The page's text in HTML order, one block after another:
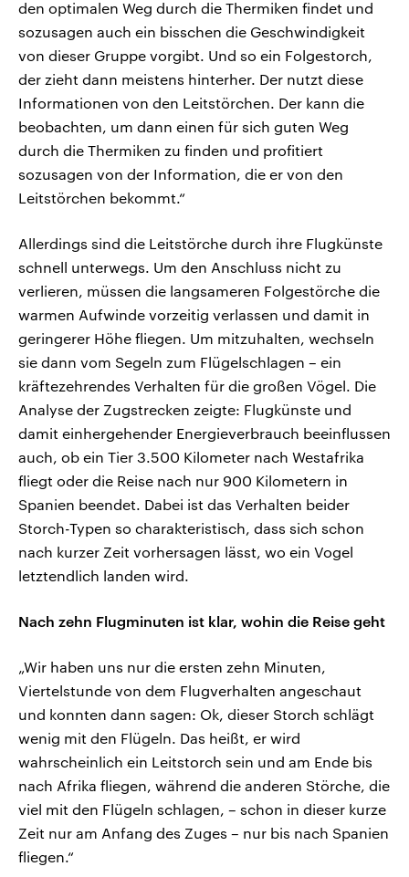
den optimalen Weg durch die Thermiken findet und
sozusagen auch ein bisschen die Geschwindigkeit
von dieser Gruppe vorgibt. Und so ein Folgestorch,
der zieht dann meistens hinterher. Der nutzt diese
Informationen von den Leitstörchen. Der kann die
beobachten, um dann einen für sich guten Weg
durch die Thermiken zu finden und profitiert
sozusagen von der Information, die er von den
Leitstörchen bekommt.“
Allerdings sind die Leitstörche durch ihre Flugkünste
schnell unterwegs. Um den Anschluss nicht zu
verlieren, müssen die langsameren Folgestörche die
warmen Aufwinde vorzeitig verlassen und damit in
geringerer Höhe fliegen. Um mitzuhalten, wechseln
sie dann vom Segeln zum Flügelschlagen – ein
kräftezehrendes Verhalten für die großen Vögel. Die
Analyse der Zugstrecken zeigte: Flugkünste und
damit einhergehender Energieverbrauch beeinflussen
auch, ob ein Tier 3.500 Kilometer nach Westafrika
fliegt oder die Reise nach nur 900 Kilometern in
Spanien beendet. Dabei ist das Verhalten beider
Storch-Typen so charakteristisch, dass sich schon
nach kurzer Zeit vorhersagen lässt, wo ein Vogel
letztendlich landen wird.
Nach zehn Flugminuten ist klar, wohin die Reise geht
„Wir haben uns nur die ersten zehn Minuten,
Viertelstunde von dem Flugverhalten angeschaut
und konnten dann sagen: Ok, dieser Storch schlägt
wenig mit den Flügeln. Das heißt, er wird
wahrscheinlich ein Leitstorch sein und am Ende bis
nach Afrika fliegen, während die anderen Störche, die
viel mit den Flügeln schlagen, – schon in dieser kurze
Zeit nur am Anfang des Zuges – nur bis nach Spanien
fliegen.“